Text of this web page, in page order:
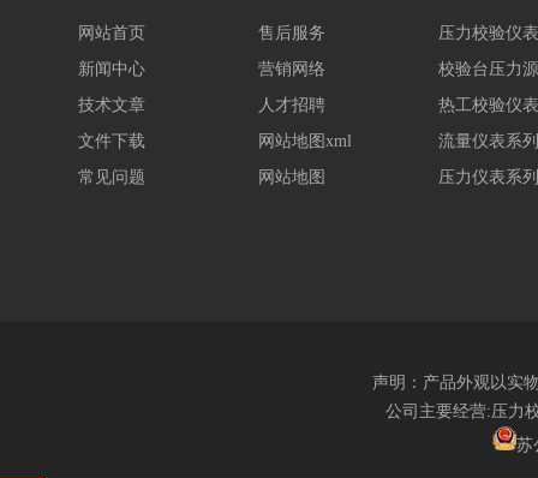
网站首页
新闻中心
技术文章
文件下载
常见问题
售后服务
营销网络
人才招聘
网站地图xml
网站地图
压力校验仪表
校验台压力源
热工校验仪表
流量仪表系列
压力仪表系列
声明：产品外观以实
公司主要经营:压力
苏